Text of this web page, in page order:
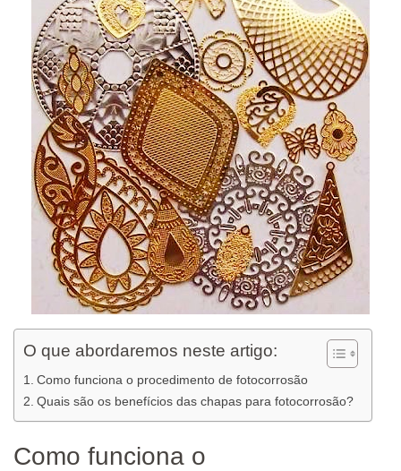
O que abordaremos neste artigo:
Como funciona o procedimento de fotocorrosão
Quais são os benefícios das chapas para fotocorrosão?
Como funciona o